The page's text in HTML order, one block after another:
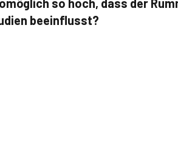
beeinflusst?